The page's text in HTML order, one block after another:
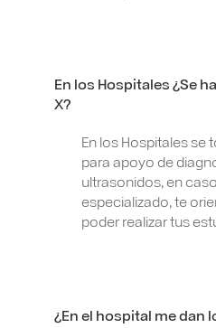
En los Hospitales ¿Se
X?
En los Hospitales se
para apoyo de
ultrasonidos, en
especializado, te
poder realizar tus
¿En el hospital me dan